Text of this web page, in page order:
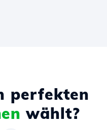
perfekten
wählt?